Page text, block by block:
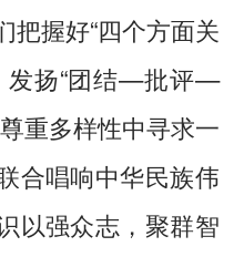
把握好“四个方面关
发扬“团结—批评—
重多样性中寻求一
合唱响中华民族伟
以强众志，聚群智